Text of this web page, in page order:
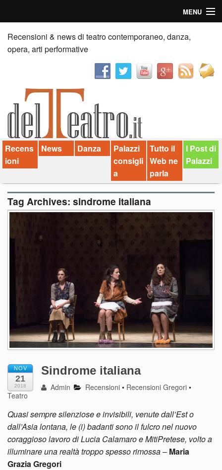
MENU
Home
Recensioni
News
Palazzi consiglia
Video
Chi siamo
Contatti
Recensioni & news di teatro contemporaneo, danza,
opera, arti performative
Recens
ioni
News Danza
Palazzi
consigli
a
Tutto il
Web ne
parla
I Post di
Palazzi
Tag Archives: sindrome italiana
NOV
21
2018
Sindrome italiana
Admin Recensioni • Recensioni Gregori •
Teatro
Quasi sempre silenziose e invisibili, venute dall’Est o
dall’Asia lontana, le (i) badanti sono il fulcro nel nuovo
coraggioso lavoro di Lucia Calamaro e MitiPretese, volto a
illuminare una realtà troppo spesso rimossa– Maria
Grazia Gregori